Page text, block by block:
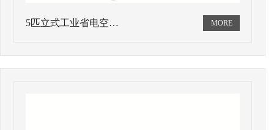
5匹立式工业省电空…